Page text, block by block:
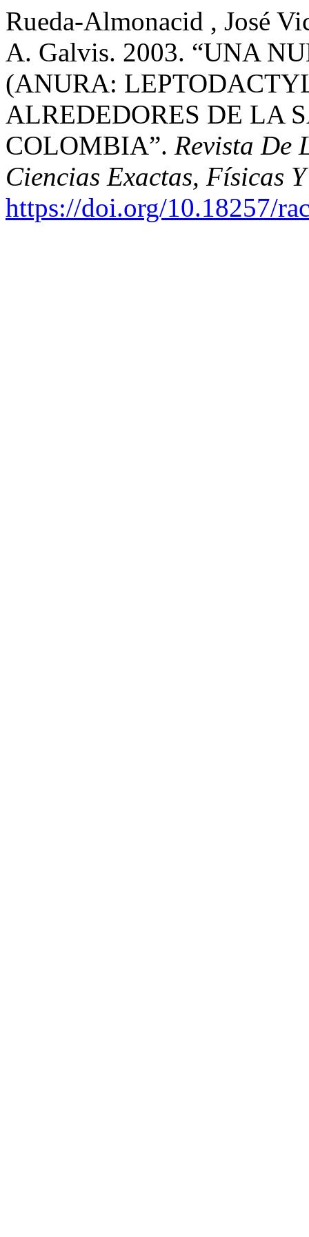
Rueda-Almonacid , José
A. Galvis. 2003. “UNA
(ANURA:
ALREDEDORES DE LA
COLOMBIA”. Revista De
Ciencias Exactas, Físicas
https://doi.org/10.18257/